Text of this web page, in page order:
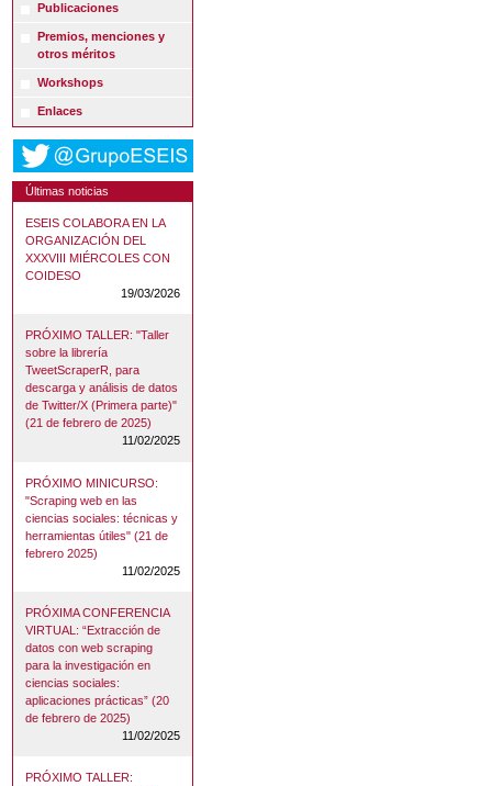
Publicaciones
Premios, menciones y
otros méritos
Workshops
Enlaces
Últimas noticias
ESEIS COLABORA EN LA
ORGANIZACIÓN DEL
XXXVIII MIÉRCOLES CON
COIDESO
19/03/2026
PRÓXIMO TALLER: "Taller
sobre la librería
TweetScraperR, para
descarga y análisis de datos
de Twitter/X (Primera parte)"
(21 de febrero de 2025)
11/02/2025
PRÓXIMO MINICURSO:
"Scraping web en las
ciencias sociales: técnicas y
herramientas útiles" (21 de
febrero 2025)
11/02/2025
PRÓXIMA CONFERENCIA
VIRTUAL: “Extracción de
datos con web scraping
para la investigación en
ciencias sociales:
aplicaciones prácticas” (20
de febrero de 2025)
11/02/2025
PRÓXIMO TALLER: